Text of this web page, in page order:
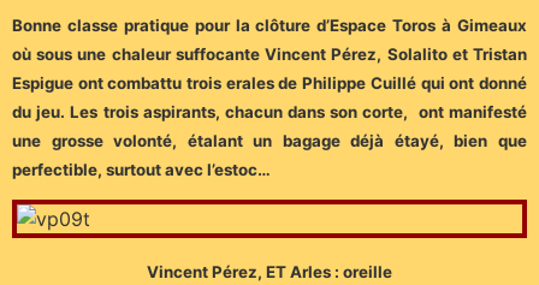
Bonne classe pratique pour la clôture d’Espace Toros à Gimeaux
où sous une chaleur suffocante Vincent Pérez, Solalito et Tristan
Espigue ont combattu trois erales de Philippe Cuillé qui ont donné
du jeu. Les trois aspirants, chacun dans son corte, ont manifesté
une grosse volonté, étalant un bagage déjà étayé, bien que
perfectible, surtout avec l’estoc…
Vincent Pérez, ET Arles : oreille